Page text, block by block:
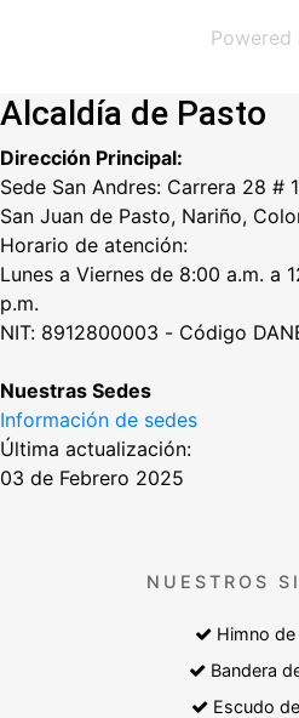
Powered
Alcaldía de Pasto
Dirección Principal:
Sede San Andres: Carrera 28 #
San Juan de Pasto, Nariño,
Horario de atención:
Lunes a Viernes de 8:00 a.m. a
p.m.
NIT: 8912800003 - Código
Nuestras Sedes
Información de sedes
Última actualización:
03 de Febrero 2025
NUESTROS
Himno
Bandera
Escudo